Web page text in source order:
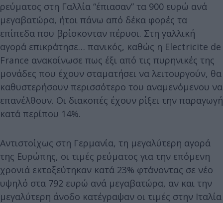
ρεύματος στη Γαλλία “έπιασαν” τα 900 ευρώ ανά
μεγαβατώρα, ήτοι πάνω από δέκα φορές τα
επίπεδα που βρίσκονταν πέρυσι. Στη γαλλική
αγορά επικράτησε… πανικός, καθώς η Electricite de
France ανακοίνωσε πως έξι από τις πυρηνικές της
μονάδες που έχουν σταματήσει να λειτουργούν, θα
καθυστερήσουν περισσότερο του αναμενόμενου να
επανέλθουν. Οι διακοπές έχουν ρίξει την παραγωγή
κατά περίπου 14%.
Αντιστοίχως στη Γερμανία, τη μεγαλύτερη αγορά
της Ευρώπης, οι τιμές ρεύματος για την επόμενη
χρονιά εκτοξεύτηκαν κατά 23% φτάνοντας σε νέο
υψηλό στα 792 ευρώ ανά μεγαβατώρα, αν και την
μεγαλύτερη άνοδο κατέγραψαν οι τιμές στην Ιταλία